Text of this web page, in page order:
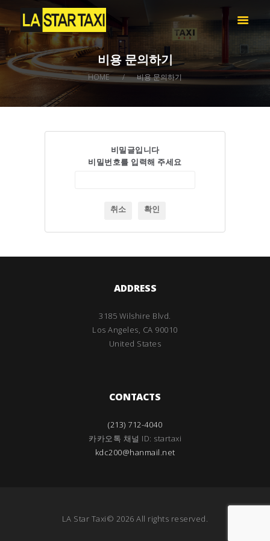
비용 문의하기
HOME 비용 문의하기
LA STAR TAXI -엘에이 스타 택시
엘에이 한인 택시 – 공항 픽업 -최저가
HOME
서비스
택시 예약
비밀글입니다
비밀번호를 입력해 주세요
취소 확인
ADDRESS
3185 Wilshire Blvd.
Los Angeles, CA 90010
United States
CONTACTS
(213) 712-4040
카카오톡 채널 ID: startaxi
kdc200@hanmail.net
LA Star Taxi© 2026 All rights reserved.